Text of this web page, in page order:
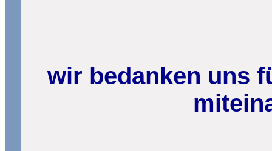
wir bedanken uns